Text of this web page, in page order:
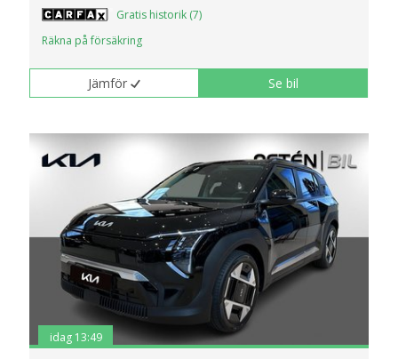
Gratis historik (7)
Räkna på försäkring
Jämför Se bil
idag 13:49